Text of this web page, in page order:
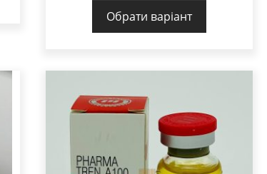
Обрати варіант